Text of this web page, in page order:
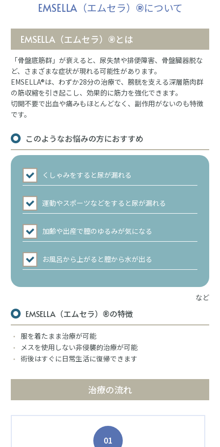
EMSELLA（エムセラ）®︎について
EMSELLA（エムセラ）®︎とは
「骨盤底筋群」が衰えると、尿失禁や排便障害、骨盤臓器脱な
ど、さまざまな症状が現れる可能性があります。
EMSELLA®は、わずか28分の治療で、膀胱を支える深層筋肉群
の筋収縮を引き起こし、効果的に筋力を強化できます。
切開不要で出血や痛みもほとんどなく、副作用がないのも特徴
です。
このようなお悩みの方におすすめ
️くしゃみをすると尿が漏れる
️運動やスポーツなどをすると尿が漏れる
️加齢や出産で膣のゆるみが気になる
️お風呂から上がると膣から水が出る
など
EMSELLA（エムセラ）®︎の特徴
服を着たまま治療が可能
メスを使用しない非侵襲的治療が可能
術後はすぐに日常生活に復帰できます
治療の流れ
01